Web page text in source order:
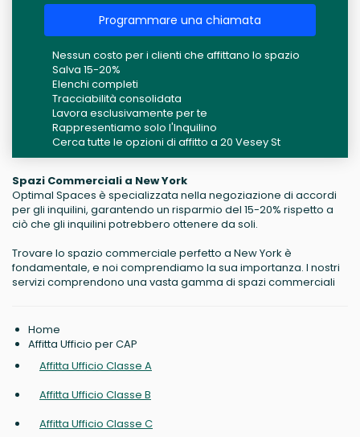
Programmare una chiamata
Nessun costo per i clienti che affittano lo spazio
Salva 15-20%
Elenchi completi
Tracciabilità consolidata
Lavora esclusivamente per te
Rappresentiamo solo l'Inquilino
Cerca tutte le opzioni di affitto a 20 Vesey St
Spazi Commerciali a New York
Optimal Spaces è specializzata nella negoziazione di accordi
per gli inquilini, garantendo un risparmio del 15-20% rispetto a
ciò che gli inquilini potrebbero ottenere da soli.
Trovare lo spazio commerciale perfetto a New York è
fondamentale, e noi comprendiamo la sua importanza. I nostri
servizi comprendono una vasta gamma di spazi commerciali
Home
Affitta Ufficio per CAP
Affitta Ufficio Classe A
Affitta Ufficio Classe B
Affitta Ufficio Classe C